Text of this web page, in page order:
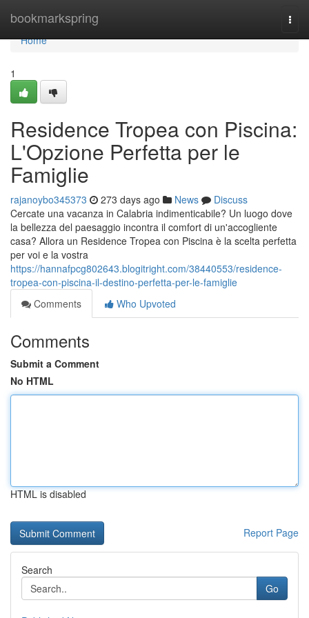
bookmarkspring
Home
Home
1
Residence Tropea con Piscina:
L'Opzione Perfetta per le
Famiglie
rajanoybo345373 273 days ago News
Discuss
Cercate una vacanza in Calabria indimenticabile? Un luogo dove
la bellezza del paesaggio incontra il comfort di un'accogliente
casa? Allora un Residence Tropea con Piscina è la scelta perfetta
per voi e la vostra
https://hannafpcg802643.blogitright.com/38440553/residence-
tropea-con-piscina-il-destino-perfetta-per-le-famiglie
Comments
Who Upvoted
Comments
Submit a Comment
No HTML
HTML is disabled
Report Page
Search
Go